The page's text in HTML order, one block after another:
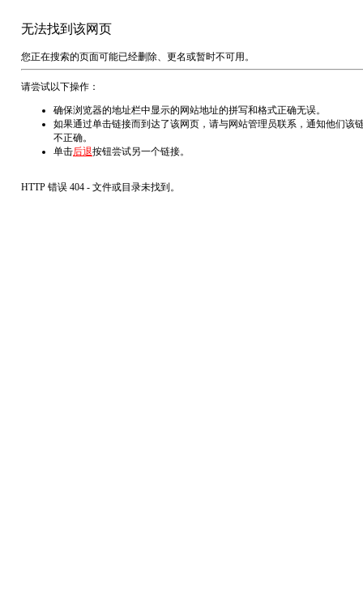
无法找到该网页
您正在搜索的页面可能已经删除、更名或暂时不可用。
请尝试以下操作：
确保浏览器的地址栏中显示的网站地址的拼写和格式正确无误。
如果通过单击链接而到达了该网页，请与网站管理员联系，通知他们该
不正确。
单击后退按钮尝试另一个链接。
HTTP 错误 404 - 文件或目录未找到。